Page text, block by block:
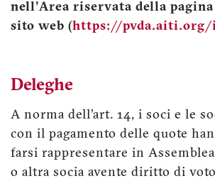
nell'Area riservata della
sito web (https://
Deleghe
A norma dell’art. 14, i soci e le
con il pagamento delle quote
farsi rappresentare in
o altra socia avente diritto di